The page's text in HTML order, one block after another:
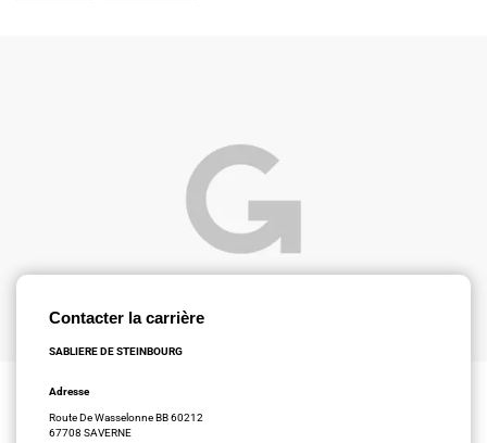
Contacter la carrière
SABLIERE DE STEINBOURG
Adresse
Route De Wasselonne BB 60212
67708 SAVERNE